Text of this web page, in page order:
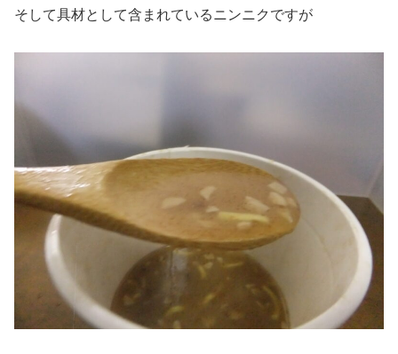
そして具材として含まれているニンニクですが